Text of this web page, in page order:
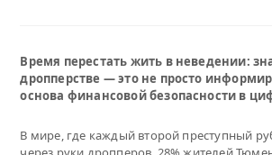
Время перестать жить в неведении:
дропперстве — это не просто
основа финансовой безопасности в
В мире, где каждый второй преступный